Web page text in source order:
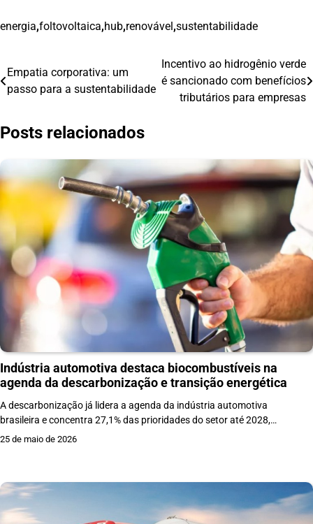
energia,foltovoltaica,hub,renovável,sustentabilidade
Navegação
de
Empatia corporativa: um
passo para a sustentabilidade
Incentivo ao hidrogênio verde
é sancionado com benefícios
tributários para empresas
Posts relacionados
Indústria automotiva destaca biocombustíveis na
agenda da descarbonização e transição energética
A descarbonização já lidera a agenda da indústria automotiva
brasileira e concentra 27,1% das prioridades do setor até 2028,…
25 de maio de 2026